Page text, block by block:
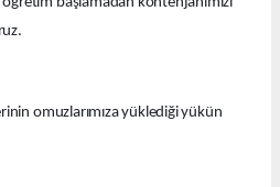
omuzlarımıza yüklediği yükün